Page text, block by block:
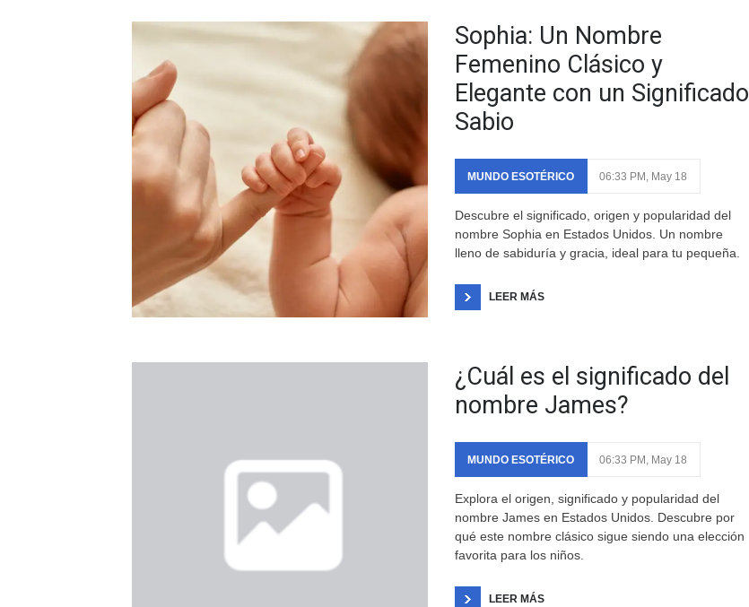
Sophia: Un Nombre
Femenino Clásico y
Elegante con un Significado
Sabio
MUNDO ESOTÉRICO 06:33 PM, May 18
Descubre el significado, origen y popularidad del
nombre Sophia en Estados Unidos. Un nombre
lleno de sabiduría y gracia, ideal para tu pequeña.
LEER MÁS
¿Cuál es el significado del
nombre James?
MUNDO ESOTÉRICO 06:33 PM, May 18
Explora el origen, significado y popularidad del
nombre James en Estados Unidos. Descubre por
qué este nombre clásico sigue siendo una elección
favorita para los niños.
LEER MÁS